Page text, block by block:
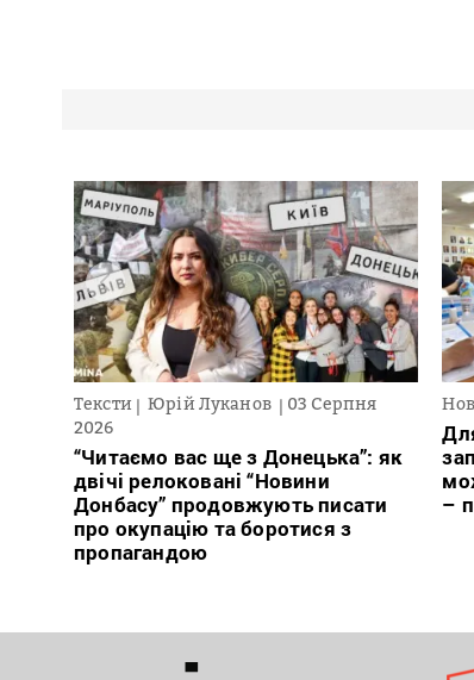
Тексти Юрій Луканов
03 Серпня
2026
“Читаємо вас ще з Донецька”: як
двічі релоковані “Новини
Донбасу” продовжують писати
про окупацію та боротися з
пропагандою
–